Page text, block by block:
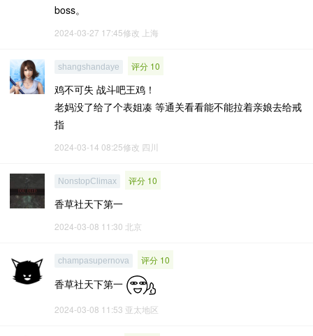
boss。
2024-03-27 17:45修改 上海
shangshandaye 评分 10
鸡不可失 战斗吧王鸡！
老妈没了给了个表姐凑 等通关看看能不能拉着亲娘去给戒
指
2024-03-14 08:25修改 四川
NonstopClimax 评分 10
香草社天下第一
2024-03-08 11:30 北京
champasupernova 评分 10
香草社天下第一
2024-03-08 11:53 亚太地区